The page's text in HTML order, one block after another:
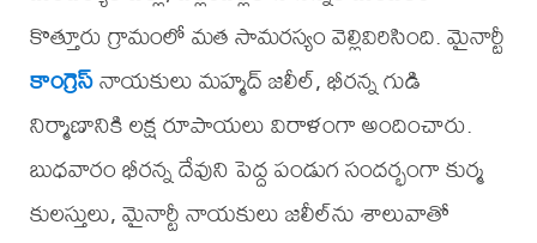
కొత్తూరు గ్రామంలో మత సామరస్యం వెల్లివిరిసింది. మైనార్టీ
కాంగ్రెస్నాయకులు మహ్మద్ జలీల్, భీరన్న గుడి
నిర్మాణానికి లక్ష రూపాయలు విరాళంగా అందించారు.
బుధవారం భీరన్న దేవుని పెద్ద పండుగ సందర్భంగా కుర్మ
కులస్తులు, మైనార్టీ నాయకులు జలీల్‌ను శాలువాతో